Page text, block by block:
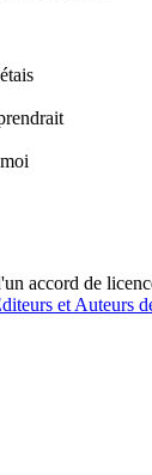
accord de
et Auteurs